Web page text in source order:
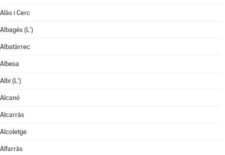
Alàs i Cerc
Albagés (L')
Albatàrrec
Albesa
Albi (L')
Alcanó
Alcarràs
Alcoletge
Alfarràs